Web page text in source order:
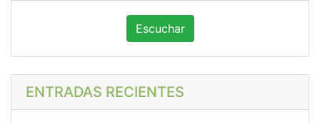
Escuchar
ENTRADAS RECIENTES